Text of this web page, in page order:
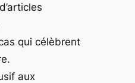
qui célèbrent
aux